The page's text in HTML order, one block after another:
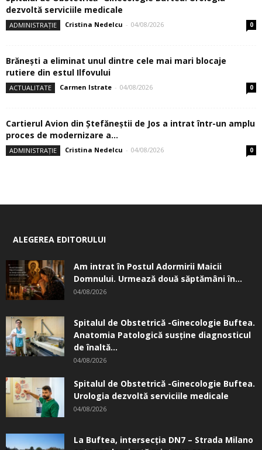
dezvoltă serviciile medicale
ADMINISTRAȚIE Cristina Nedelcu - 04/08/2026 0
Brănești a eliminat unul dintre cele mai mari blocaje
rutiere din estul Ilfovului
ACTUALITATE Carmen Istrate - 04/08/2026 0
Cartierul Avion din Ştefăneştii de Jos a intrat într-un amplu
proces de modernizare a...
ADMINISTRAȚIE Cristina Nedelcu - 04/08/2026 0
ALEGEREA EDITORULUI
Am intrat în Postul Adormirii Maicii
Domnului. Urmează două săptămâni în...
04/08/2026
Spitalul de Obstetrică -Ginecologie Buftea.
Anatomia Patologică susţine diagnosticul
de înaltă...
04/08/2026
Spitalul de Obstetrică -Ginecologie Buftea.
Urologia dezvoltă serviciile medicale
04/08/2026
La Buftea, intersecţia DN7 – Strada Milano